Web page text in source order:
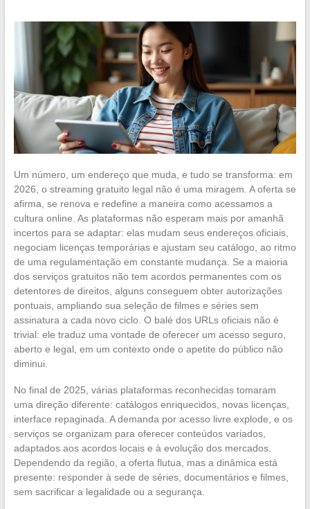
Um número, um endereço que muda, e tudo se transforma: em
2026, o streaming gratuito legal não é uma miragem. A oferta se
afirma, se renova e redefine a maneira como acessamos a
cultura online. As plataformas não esperam mais por amanhã
incertos para se adaptar: elas mudam seus endereços oficiais,
negociam licenças temporárias e ajustam seu catálogo, ao ritmo
de uma regulamentação em constante mudança. Se a maioria
dos serviços gratuitos não tem acordos permanentes com os
detentores de direitos, alguns conseguem obter autorizações
pontuais, ampliando sua seleção de filmes e séries sem
assinatura a cada novo ciclo. O balé dos URLs oficiais não é
trivial: ele traduz uma vontade de oferecer um acesso seguro,
aberto e legal, em um contexto onde o apetite do público não
diminui.
No final de 2025, várias plataformas reconhecidas tomaram
uma direção diferente: catálogos enriquecidos, novas licenças,
interface repaginada. A demanda por acesso livre explode, e os
serviços se organizam para oferecer conteúdos variados,
adaptados aos acordos locais e à evolução dos mercados.
Dependendo da região, a oferta flutua, mas a dinâmica está
presente: responder à sede de séries, documentários e filmes,
sem sacrificar a legalidade ou a segurança.